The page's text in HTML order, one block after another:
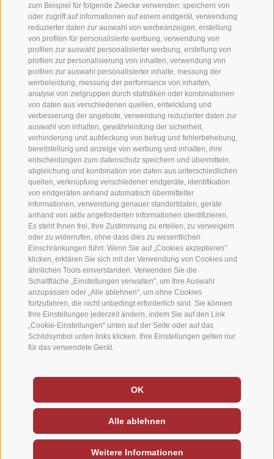
zum Beispiel für folgende Zwecke verwenden: speichern von
oder zugriff auf informationen auf einem endgerät, verwendung
reduzierter daten zur auswahl von werbeanzeigen, erstellung
von profilen für personalisierte werbung, verwendung von
profilen zur auswahl personalisierter werbung, erstellung von
profilen zur personalisierung von inhalten, verwendung von
profilen zur auswahl personalisierter inhalte, messung der
werbeleistung, messung der performance von inhalten,
analyse von zielgruppen durch statistiken oder kombinationen
von daten aus verschiedenen quellen, entwicklung und
verbesserung der angebote, verwendung reduzierter daten zur
auswahl von inhalten, gewährleistung der sicherheit,
verhinderung und aufdeckung von betrug und fehlerbehebung,
bereitstellung und anzeige von werbung und inhalten, ihre
entscheidungen zum datenschutz speichern und übermitteln,
abgleichung und kombination von daten aus unterschiedlichen
quellen, verknüpfung verschiedener endgeräte, identifikation
von endgeräten anhand automatisch übermittelter
informationen, verwendung genauer standortdaten, geräte
anhand von aktiv angeforderten informationen identifizieren.
Es steht Ihnen frei, Ihre Zustimmung zu erteilen, zu verweigern
oder zu widerrufen, ohne dass dies zu wesentlichen
Einschränkungen führt. Wenn Sie auf „Cookies akzeptieren"
klicken, erklären Sie sich mit der Verwendung von Cookies und
ähnlichen Tools einverstanden. Verwenden Sie die
Schaltfläche „Einstellungen verwalten", um Ihre Auswahl
anzupassen oder „Alle ablehnen", um ohne Cookies
fortzufahren, die nicht unbedingt erforderlich sind. Sie können
Ihre Einstellungen jederzeit ändern, indem Sie auf den Link
„Cookie-Einstellungen" unten auf der Seite oder auf das
Schildsymbol unten links klicken. Ihre Einstellungen gelten nur
für das verwendete Gerät.
OK
Alle ablehnen
Weitere Informationen
HOTELBEWERTUNGEN
ANREISE
NEWSLETTER
Sitemap Impressum Cookie-Richtlinie /
Privacy/ Cookie Präferenzen